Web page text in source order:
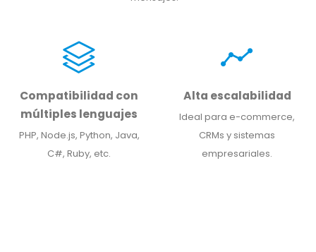
Compatibilidad con
múltiples lenguajes
PHP, Node.js, Python, Java,
C#, Ruby, etc.
Alta escalabilidad
Ideal para e-commerce,
CRMs y sistemas
empresariales.